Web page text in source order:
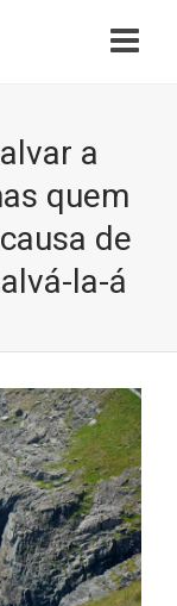
a
quem
de
la-á